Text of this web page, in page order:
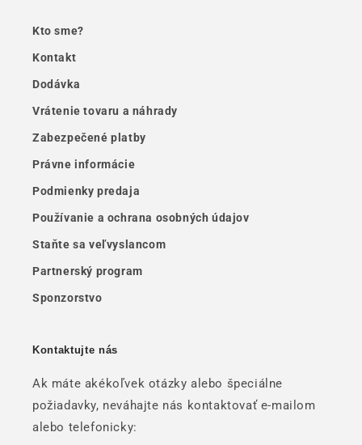
Kto sme?
Kontakt
Dodávka
Vrátenie tovaru a náhrady
Zabezpečené platby
Právne informácie
Podmienky predaja
Používanie a ochrana osobných údajov
Staňte sa veľvyslancom
Partnerský program
Sponzorstvo
Kontaktujte nás
Ak máte akékoľvek otázky alebo špeciálne
požiadavky, neváhajte nás kontaktovať e-mailom
alebo telefonicky: